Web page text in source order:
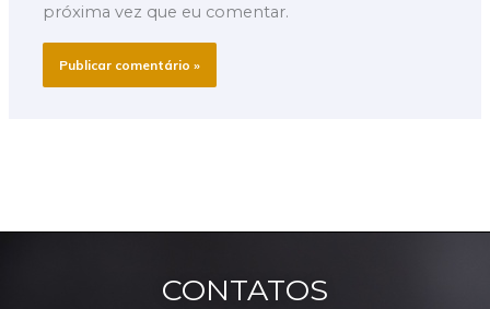
próxima vez que eu comentar.
CONTATOS